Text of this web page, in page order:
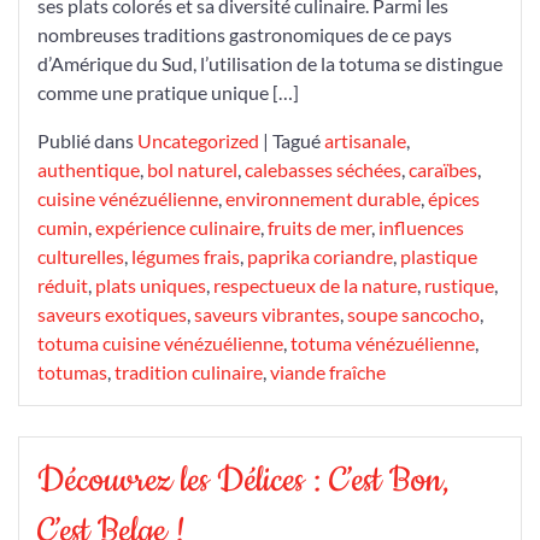
ses plats colorés et sa diversité culinaire. Parmi les
nombreuses traditions gastronomiques de ce pays
d’Amérique du Sud, l’utilisation de la totuma se distingue
comme une pratique unique […]
Publié dans Uncategorized | Taguéartisanale,
authentique, bol naturel,calebasses séchées,caraïbes,
cuisine vénézuélienne,environnement durable,épices
cumin,expérience culinaire,fruits de mer, influences
culturelles, légumes frais, paprika coriandre, plastique
réduit, plats uniques, respectueux de la nature, rustique,
saveurs exotiques,saveurs vibrantes,soupe sancocho,
totuma cuisine vénézuélienne,totuma vénézuélienne,
totumas,tradition culinaire,viande fraîche
Découvrez les Délices : C’est Bon,